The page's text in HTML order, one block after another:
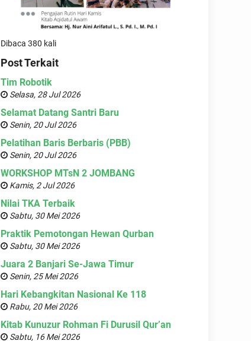
Dibaca 380 kali
Post Terkait
Tim Robotik
Selasa, 28 Jul 2026
Selamat Datang Santri Baru
Senin, 20 Jul 2026
Pelatihan Baris Berbaris (PBB)
Senin, 20 Jul 2026
WORKSHOP MTsN 2 JOMBANG
Kamis, 2 Jul 2026
Nilai TKA Terbaik
Sabtu, 30 Mei 2026
Praktik Pemotongan Hewan Qurban
Sabtu, 30 Mei 2026
Juara 2 Banjari Se-Jawa Timur
Senin, 25 Mei 2026
Hari Kebangkitan Nasional Ke 118
Rabu, 20 Mei 2026
Kitab Kunuzur Rohman Fi Durusil Qur’an
Sabtu, 16 Mei 2026